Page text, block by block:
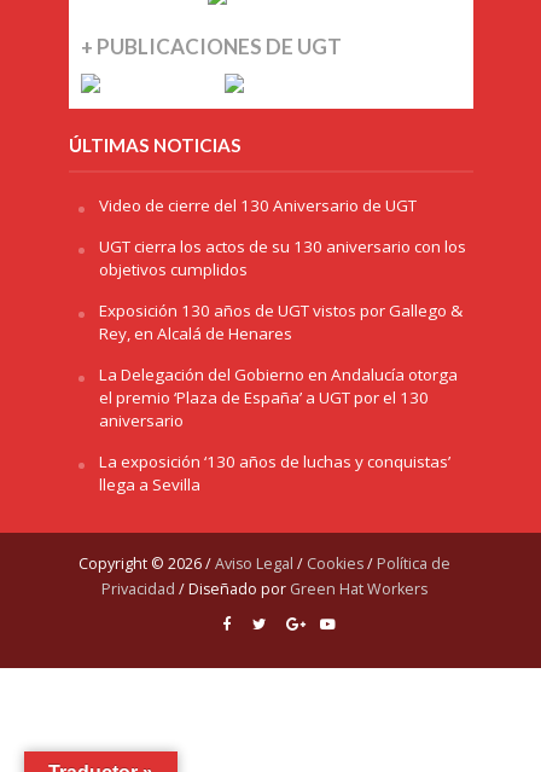
+ PUBLICACIONES DE UGT
ÚLTIMAS NOTICIAS
Video de cierre del 130 Aniversario de UGT
UGT cierra los actos de su 130 aniversario con los
objetivos cumplidos
Exposición 130 años de UGT vistos por Gallego &
Rey, en Alcalá de Henares
La Delegación del Gobierno en Andalucía otorga
el premio ‘Plaza de España’ a UGT por el 130
aniversario
La exposición ‘130 años de luchas y conquistas’
llega a Sevilla
Copyright © 2026 /Aviso Legal / Cookies/ Política de
Privacidad / Diseñado por Green Hat Workers